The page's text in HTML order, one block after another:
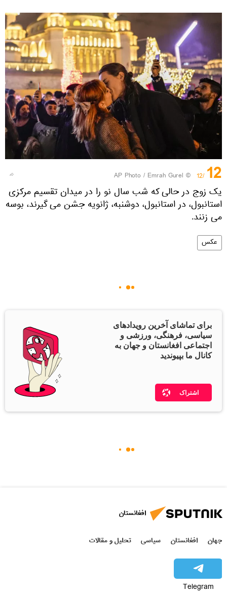
12
/12
© AP Photo / Emrah Gurel
یک زوج در حالی که شب سال نو را در میدان تقسیم مرکزی
استانبول، در استانبول، دوشنبه، ژانویه جشن می گیرند، بوسه
می زنند.
عکس
برای تماشای آخرین رویدادهای
سیاسی، فرهنگی، ورزشی و
اجتماعی افغانستان و جهان به
کانال ما بپیوندید
اشتراک
افغانستان
جهان افغانستان سیاسی تحلیل و مقالات
Telegram